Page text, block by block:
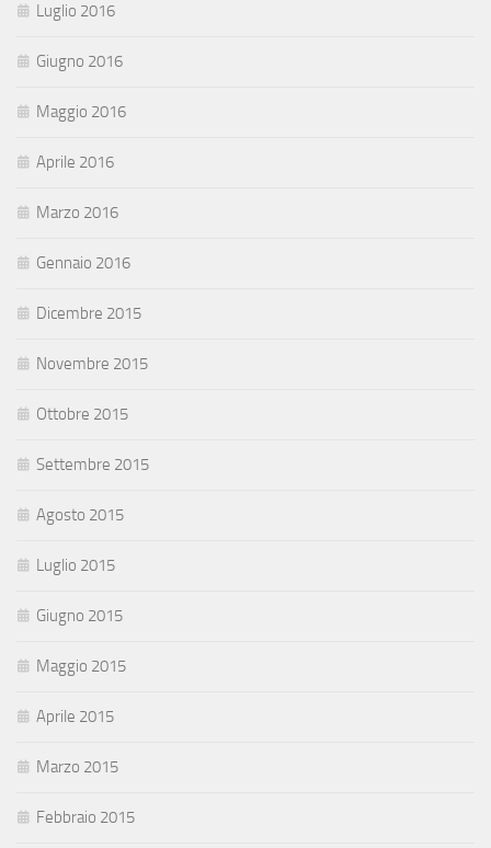
Luglio 2016
Giugno 2016
Maggio 2016
Aprile 2016
Marzo 2016
Gennaio 2016
Dicembre 2015
Novembre 2015
Ottobre 2015
Settembre 2015
Agosto 2015
Luglio 2015
Giugno 2015
Maggio 2015
Aprile 2015
Marzo 2015
Febbraio 2015